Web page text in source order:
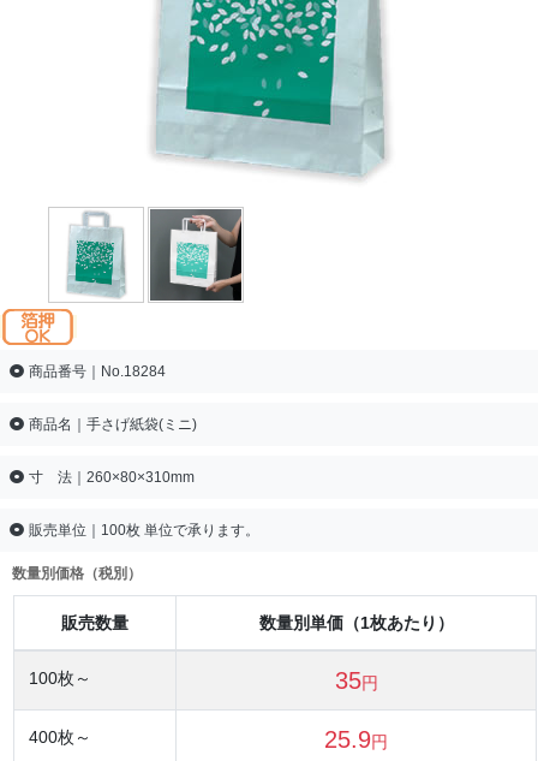
商品番号｜No.18284
商品名｜手さげ紙袋(ミニ)
寸 法｜260×80×310mm
販売単位｜100枚 単位で承ります。
数量別価格（税別）
販売数量 数量別単価（1枚あたり）
100枚～ 35円
400枚～ 25.9円